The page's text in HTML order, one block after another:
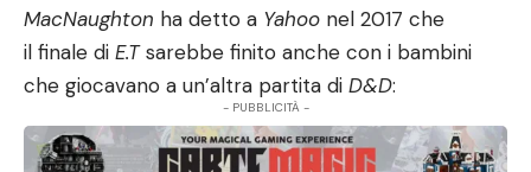
MacNaughton ha detto a Yahoo nel 2017 che
il finale di E.Tsarebbe finito anche con i bambini
che giocavano a un’altra partita di D&D:
- PUBBLICITÀ -